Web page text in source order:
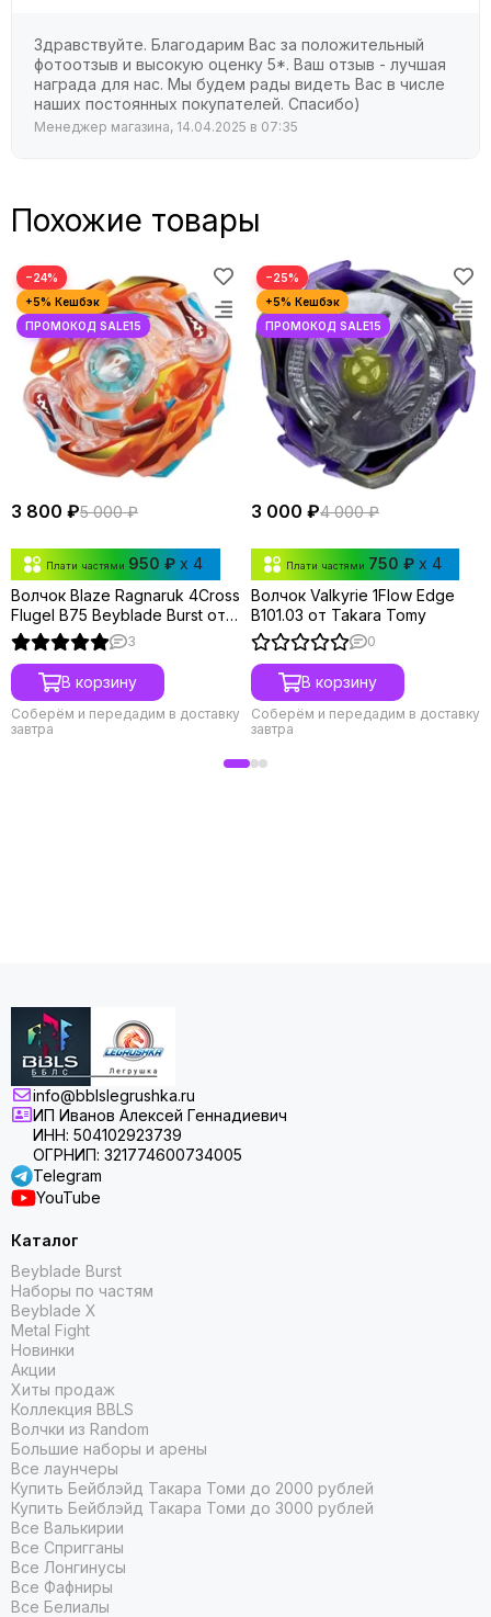
Здравствуйте. Благодарим Вас за положительный
фотоотзыв и высокую оценку 5*. Ваш отзыв - лучшая
награда для нас. Мы будем рады видеть Вас в числе
наших постоянных покупателей. Спасибо)
Менеджер магазина, 14.04.2025 в 07:35
Похожие товары
−24%
3 800 ₽5 000 ₽
Плати частями 950 ₽ x 4
Волчок Blaze Ragnaruk 4Cross
Flugel B75 Beyblade Burst от
Takara Tomy
3
В корзину
Соберём и передадим в доставку
завтра
−25%
3 000 ₽4 000 ₽
Плати частями 750 ₽ x 4
Волчок Valkyrie 1Flow Edge
B101.03 от Takara Tomy
0
В корзину
Соберём и передадим в доставку
завтра
info@bblslegrushka.ru
ИП Иванов Алексей Геннадиевич
ИНН: 504102923739
ОГРНИП: 321774600734005
Telegram
YouTube
Каталог
Beyblade Burst
Наборы по частям
Beyblade X
Metal Fight
Новинки
Акции
Хиты продаж
Коллекция BBLS
Волчки из Random
Большие наборы и арены
Все лаунчеры
Купить Бейблэйд Такара Томи до 2000 рублей
Купить Бейблэйд Такара Томи до 3000 рублей
Все Валькирии
Все Спригганы
Все Лонгинусы
Все Фафниры
Все Белиалы